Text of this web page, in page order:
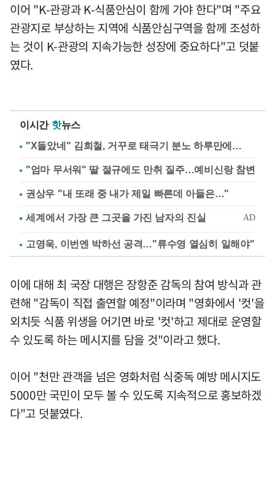
이어 "K-관광과 K-식품안심이 함께 가야 한다"며 "주요
관광지로 부상하는 지역에 식품안심구역을 함께 조성하
는 것이 K-관광의 지속가능한 성장에 중요하다"고 덧붙
였다.
이시간 핫뉴스
"X돌았네" 김희철, 거꾸로 태극기 분노 하루만에…
"엄마 무서워" 딸 절규에도 만취 질주…예비신랑 참변
권상우 "내 또래 중 내가 제일 빠른데 아들은…"
고영욱, 이번엔 박하선 공격…"류수영 열심히 일해야"
이에 대해 최 국장 대행은 장항준 감독의 참여 방식과 관
련해 "감독이 직접 출연할 예정"이라며 "영화에서 '컷'을
외치듯 식품 위생을 어기면 바로 '컷'하고 제대로 운영할
수 있도록 하는 메시지를 담을 것"이라고 했다.
이어 "천만 관객을 넘은 영화처럼 식중독 예방 메시지도
5000만 국민이 모두 볼 수 있도록 지속적으로 홍보하겠
다"고 덧붙였다.